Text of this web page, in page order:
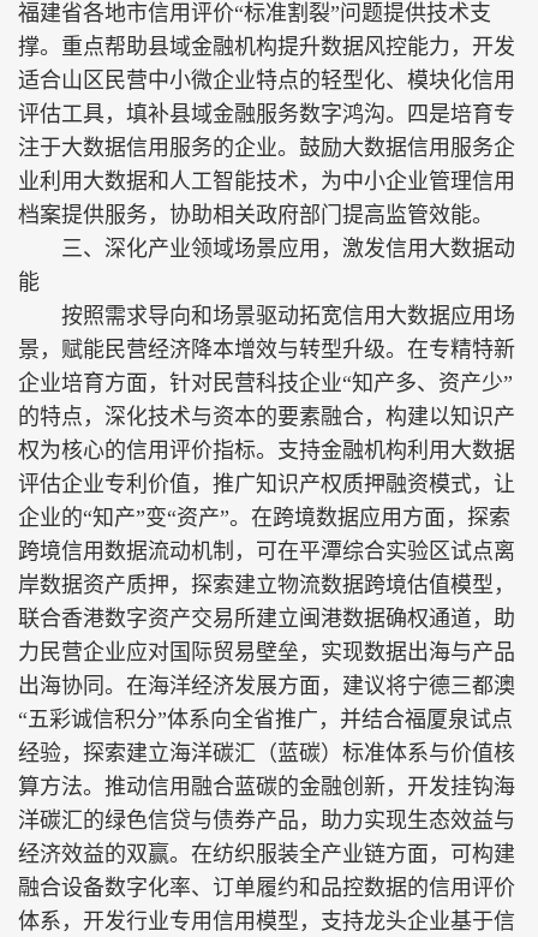
福建省各地市信用评价“标准割裂”问题提供技术支
撑。重点帮助县域金融机构提升数据风控能力，开发
适合山区民营中小微企业特点的轻型化、模块化信用
评估工具，填补县域金融服务数字鸿沟。四是培育专
注于大数据信用服务的企业。鼓励大数据信用服务企
业利用大数据和人工智能技术，为中小企业管理信用
档案提供服务，协助相关政府部门提高监管效能。
三、深化产业领域场景应用，激发信用大数据动
能
按照需求导向和场景驱动拓宽信用大数据应用场
景，赋能民营经济降本增效与转型升级。在专精特新
企业培育方面，针对民营科技企业“知产多、资产少”
的特点，深化技术与资本的要素融合，构建以知识产
权为核心的信用评价指标。支持金融机构利用大数据
评估企业专利价值，推广知识产权质押融资模式，让
企业的“知产”变“资产”。在跨境数据应用方面，探索
跨境信用数据流动机制，可在平潭综合实验区试点离
岸数据资产质押，探索建立物流数据跨境估值模型，
联合香港数字资产交易所建立闽港数据确权通道，助
力民营企业应对国际贸易壁垒，实现数据出海与产品
出海协同。在海洋经济发展方面，建议将宁德三都澳
“五彩诚信积分”体系向全省推广，并结合福厦泉试点
经验，探索建立海洋碳汇（蓝碳）标准体系与价值核
算方法。推动信用融合蓝碳的金融创新，开发挂钩海
洋碳汇的绿色信贷与债券产品，助力实现生态效益与
经济效益的双赢。在纺织服装全产业链方面，可构建
融合设备数字化率、订单履约和品控数据的信用评价
体系，开发行业专用信用模型，支持龙头企业基于信